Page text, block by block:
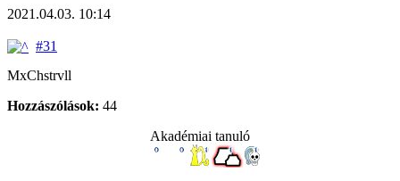
2021.04.03. 10:14
#31
MxChstrvll
Hozzászólások: 44
Akadémiai tanuló